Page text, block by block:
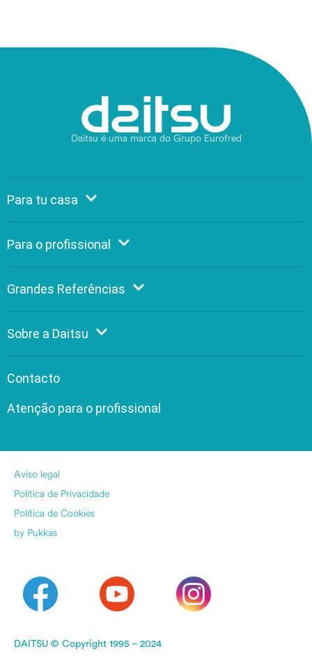
Daitsu é uma marca do Grupo Eurofred
Para tu casa
Para o profissional
Grandes Referências
Sobre a Daitsu
Contacto
Atenção para o profissional
Aviso legal
Política de Privacidade
Política de Cookies
by Pukkas
DAITSU © Copyright 1995 – 2024